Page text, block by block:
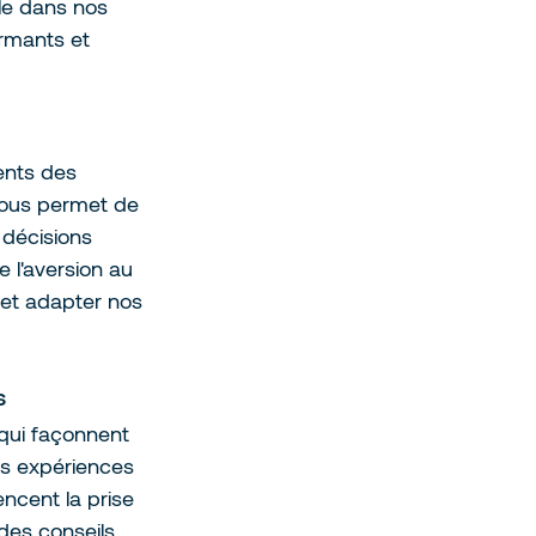
dans nos
et
des
permet de
l'aversion au
adapter nos
façonnent
expériences
la prise
conseils